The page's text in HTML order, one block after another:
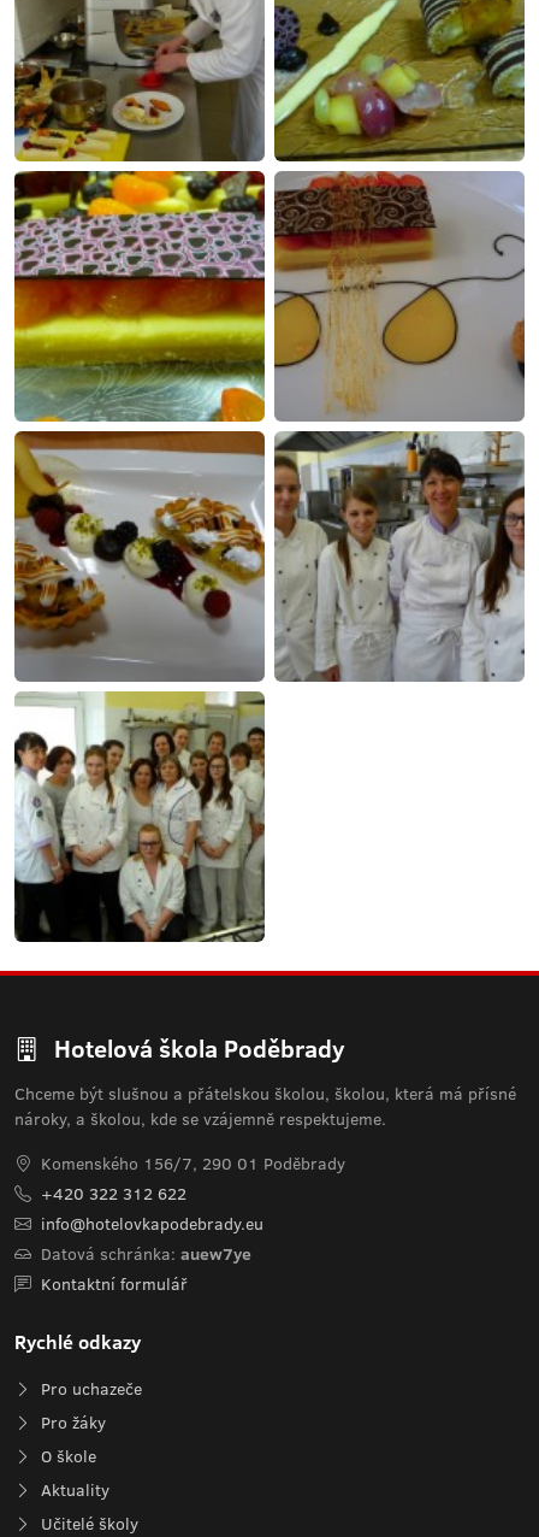
Hotelová škola Poděbrady
Chceme být slušnou a přátelskou školou, školou, která má přísné
nároky, a školou, kde se vzájemně respektujeme.
Komenského 156/7, 290 01 Poděbrady
+420 322 312 622
info@hotelovkapodebrady.eu
Datová schránka: auew7ye
Kontaktní formulář
Rychlé odkazy
Pro uchazeče
Pro žáky
O škole
Aktuality
Učitelé školy